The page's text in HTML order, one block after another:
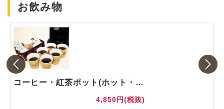
お飲み物
コーヒー・紅茶ポット(ホット・アイス)
4,850円(税抜)